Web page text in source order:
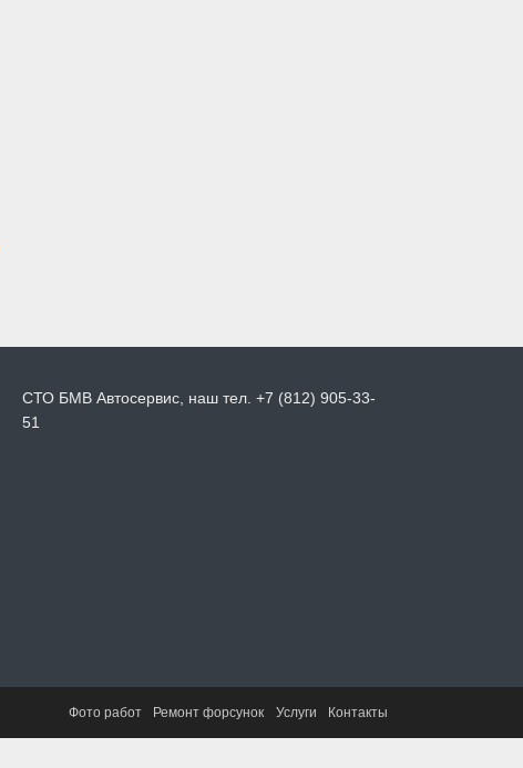
СТО БМВ Автосервис, наш тел. +7 (812) 905-33-
51
Фото работ Ремонт форсунок Услуги Контакты